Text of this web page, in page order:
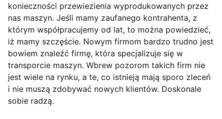
konieczności przewiezienia wyprodukowanych przez
nas maszyn. Jeśli mamy zaufanego kontrahenta, z
którym współpracujemy od lat, to można powiedzieć,
iż mamy szczęście. Nowym firmom bardzo trudno jest
bowiem znaleźć firmę, która specjalizuje się w
transporcie maszyn. Wbrew pozorom takich firm nie
jest wiele na rynku, a te, co istnieją mają sporo zleceń
i nie muszą zdobywać nowych klientów. Doskonale
sobie radzą.